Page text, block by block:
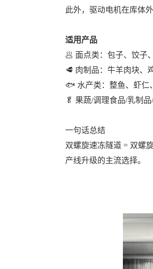
此外，驱动电机在库体
适用产品
🥟 面点类：包子、饺子
🥩 肉制品：牛羊肉块、
🐟 水产类：整鱼、虾仁
🥬 果蔬/调理食品/乳制
一句话总结
双螺旋速冻隧道 = 双螺
产线升级的主流选择。